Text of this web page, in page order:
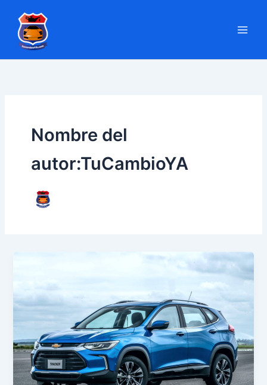
contenido
Nombre del
autor:TuCambioYA